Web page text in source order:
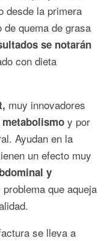
desde la primera
quema de grasa
se notarán
con dieta
muy innovadores
y por
Ayudan en la
un efecto muy
y
problema que aqueja
se lleva a